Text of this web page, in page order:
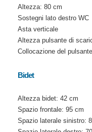
Altezza: 80 cm
Sostegni lato destro WC
Asta verticale
Altezza pulsante di
Collocazione del
Bidet
Altezza bidet: 42 cm
Spazio frontale: 95 cm
Spazio laterale sinistro: